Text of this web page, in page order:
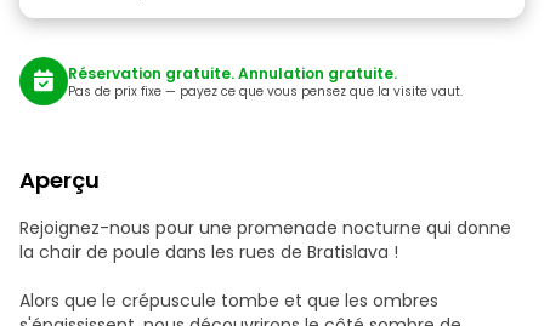
Réservation gratuite. Annulation gratuite.
Pas de prix fixe — payez ce que vous pensez que la visite vaut.
Aperçu
Rejoignez-nous pour une promenade nocturne qui donne
la chair de poule dans les rues de Bratislava !
Alors que le crépuscule tombe et que les ombres